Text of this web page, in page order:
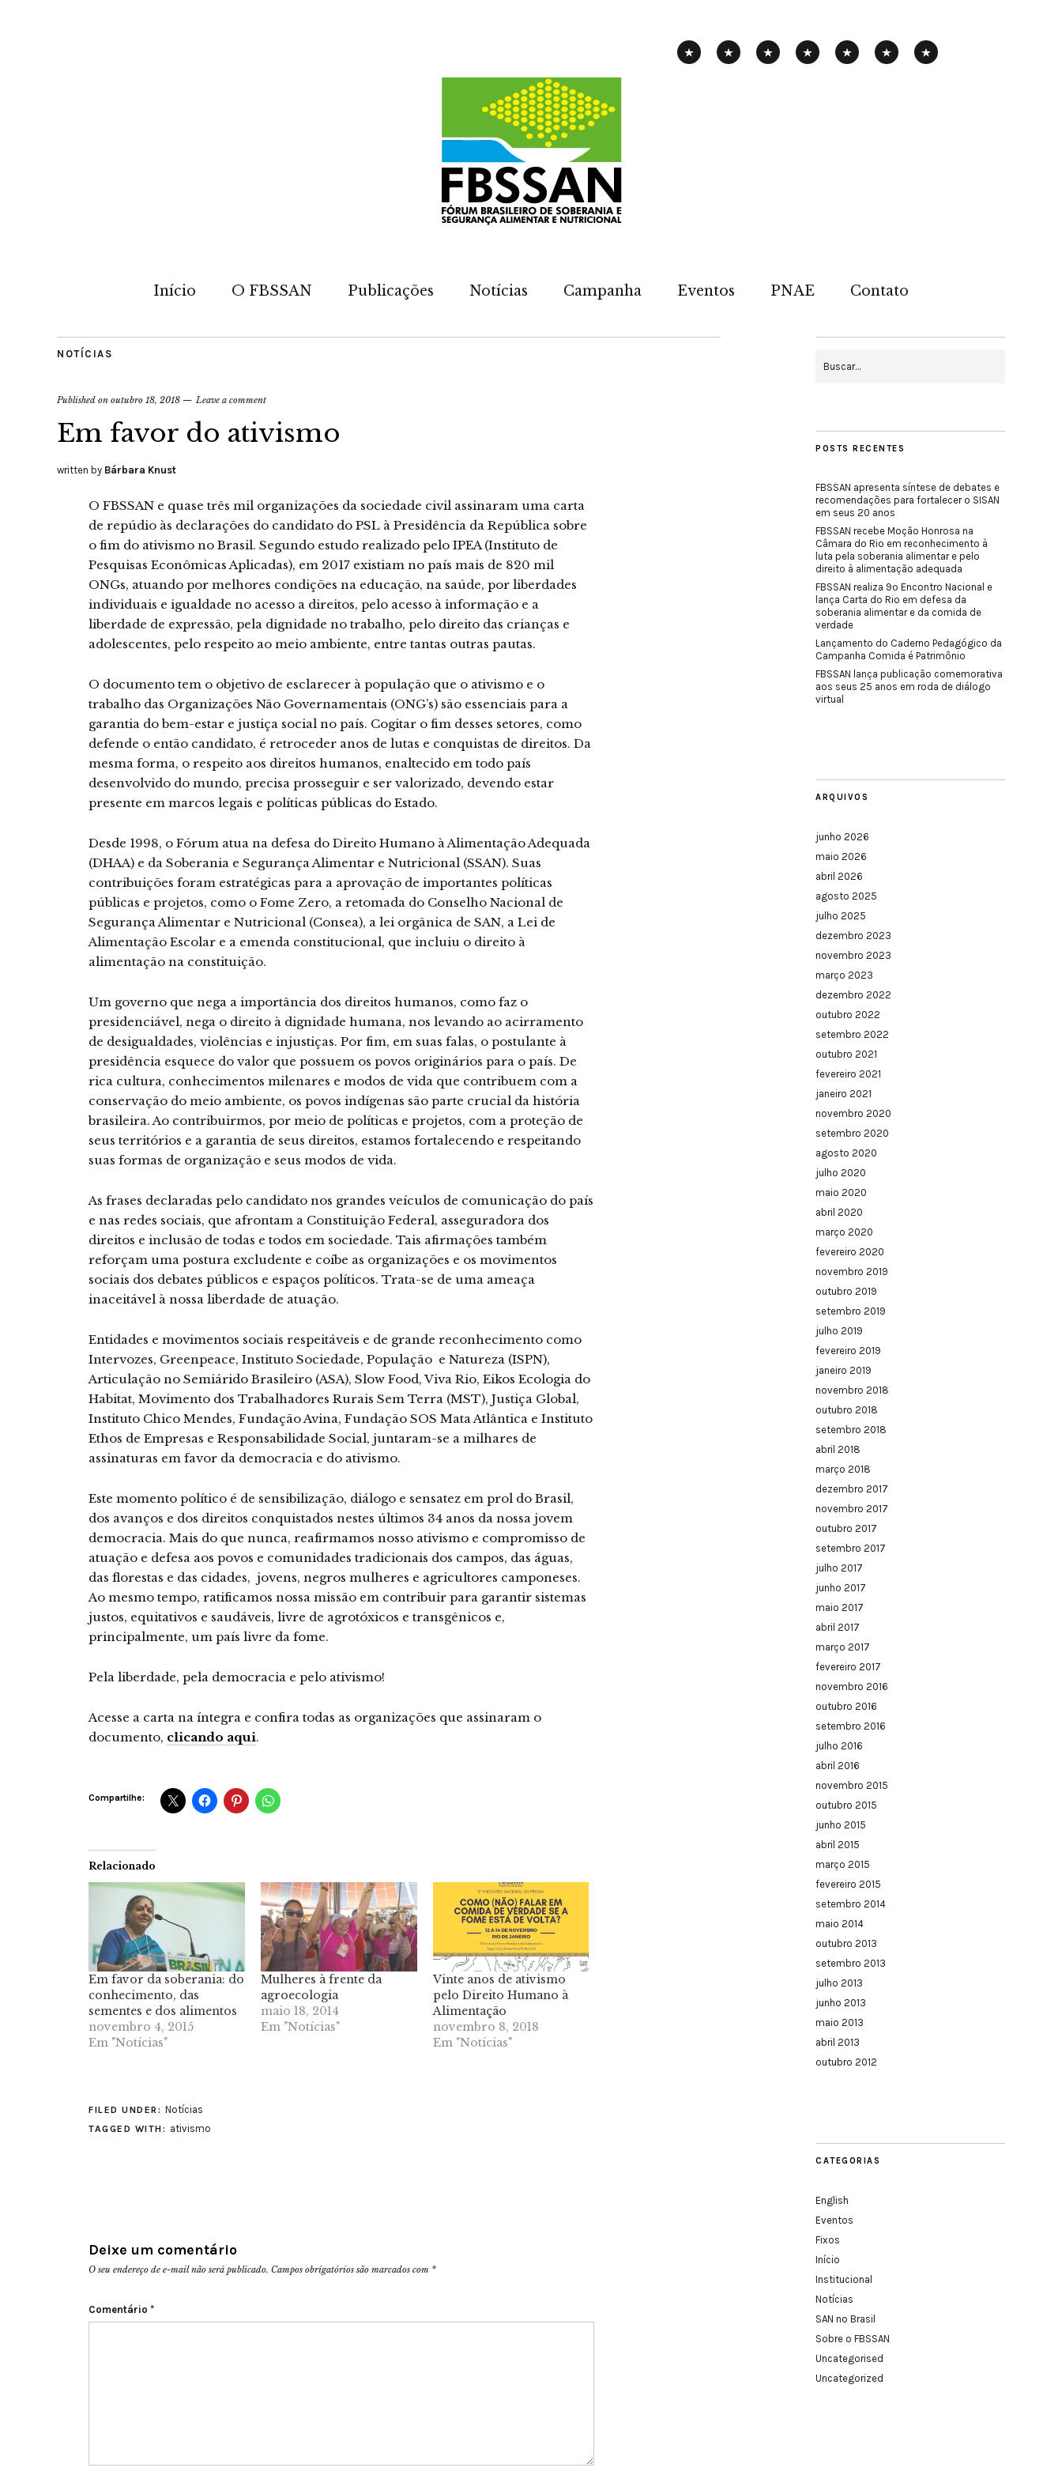
Início O FBSSAN Publicações Notícias Campanha Eventos PNAE Contato
NOTÍCIAS
Published on outubro 18, 2018 Leave a comment
Em favor do ativismo
written by Bárbara Knust
O FBSSAN e quase três mil organizações da sociedade civil assinaram uma carta
de repúdio às declarações do candidato do PSL à Presidência da República sobre
o fim do ativismo no Brasil. Segundo estudo realizado pelo IPEA (Instituto de
Pesquisas Econômicas Aplicadas), em 2017 existiam no país mais de 820 mil
ONGs, atuando por melhores condições na educação, na saúde, por liberdades
individuais e igualdade no acesso a direitos, pelo acesso à informação e a
liberdade de expressão, pela dignidade no trabalho, pelo direito das crianças e
adolescentes, pelo respeito ao meio ambiente, entre tantas outras pautas.
O documento tem o objetivo de esclarecer à população que o ativismo e o
trabalho das Organizações Não Governamentais (ONG’s) são essenciais para a
garantia do bem-estar e justiça social no país. Cogitar o fim desses setores, como
defende o então candidato, é retroceder anos de lutas e conquistas de direitos. Da
mesma forma, o respeito aos direitos humanos, enaltecido em todo país
desenvolvido do mundo, precisa prosseguir e ser valorizado, devendo estar
presente em marcos legais e políticas públicas do Estado.
Desde 1998, o Fórum atua na defesa do Direito Humano à Alimentação Adequada
(DHAA) e da Soberania e Segurança Alimentar e Nutricional (SSAN). Suas
contribuições foram estratégicas para a aprovação de importantes políticas
públicas e projetos, como o Fome Zero, a retomada do Conselho Nacional de
Segurança Alimentar e Nutricional (Consea), a lei orgânica de SAN, a Lei de
Alimentação Escolar e a emenda constitucional, que incluiu o direito à
alimentação na constituição.
Um governo que nega a importância dos direitos humanos, como faz o
presidenciável, nega o direito à dignidade humana, nos levando ao acirramento
de desigualdades, violências e injustiças. Por fim, em suas falas, o postulante à
presidência esquece do valor que possuem os povos originários para o país. De
rica cultura, conhecimentos milenares e modos de vida que contribuem com a
conservação do meio ambiente, os povos indígenas são parte crucial da história
brasileira. Ao contribuirmos, por meio de políticas e projetos, com a proteção de
seus territórios e a garantia de seus direitos, estamos fortalecendo e respeitando
suas formas de organização e seus modos de vida.
As frases declaradas pelo candidato nos grandes veículos de comunicação do país
e nas redes sociais, que afrontam a Constituição Federal, asseguradora dos
direitos e inclusão de todas e todos em sociedade. Tais afirmações também
reforçam uma postura excludente e coíbe as organizações e os movimentos
sociais dos debates públicos e espaços políticos. Trata-se de uma ameaça
inaceitável à nossa liberdade de atuação.
Entidades e movimentos sociais respeitáveis e de grande reconhecimento como
Intervozes, Greenpeace, Instituto Sociedade, População e Natureza (ISPN),
Articulação no Semiárido Brasileiro (ASA), Slow Food, Viva Rio, Eikos Ecologia do
Habitat, Movimento dos Trabalhadores Rurais Sem Terra (MST), Justiça Global,
Instituto Chico Mendes, Fundação Avina, Fundação SOS Mata Atlântica e Instituto
Ethos de Empresas e Responsabilidade Social, juntaram-se a milhares de
assinaturas em favor da democracia e do ativismo.
Este momento político é de sensibilização, diálogo e sensatez em prol do Brasil,
dos avanços e dos direitos conquistados nestes últimos 34 anos da nossa jovem
democracia. Mais do que nunca, reafirmamos nosso ativismo e compromisso de
atuação e defesa aos povos e comunidades tradicionais dos campos, das águas,
das florestas e das cidades, jovens, negros mulheres e agricultores camponeses.
Ao mesmo tempo, ratificamos nossa missão em contribuir para garantir sistemas
justos, equitativos e saudáveis, livre de agrotóxicos e transgênicos e,
principalmente, um país livre da fome.
Pela liberdade, pela democracia e pelo ativismo!
Acesse a carta na íntegra e confira todas as organizações que assinaram o
documento, clicando aqui.
Compartilhe:
Relacionado
Em favor da soberania: do
conhecimento, das
sementes e dos alimentos
novembro 4, 2015
Em "Notícias"
Mulheres à frente da
agroecologia
maio 18, 2014
Em "Notícias"
Vinte anos de ativismo
pelo Direito Humano à
Alimentação
novembro 8, 2018
Em "Notícias"
FILED UNDER: Notícias
TAGGED WITH: ativismo
Deixe um comentário
O seu endereço de e-mail não será publicado. Campos obrigatórios são marcados com *
Comentário *
POSTS RECENTES
FBSSAN apresenta síntese de debates e
recomendações para fortalecer o SISAN
em seus 20 anos
FBSSAN recebe Moção Honrosa na
Câmara do Rio em reconhecimento à
luta pela soberania alimentar e pelo
direito à alimentação adequada
FBSSAN realiza 9º Encontro Nacional e
lança Carta do Rio em defesa da
soberania alimentar e da comida de
verdade
Lançamento do Caderno Pedagógico da
Campanha Comida é Patrimônio
FBSSAN lança publicação comemorativa
aos seus 25 anos em roda de diálogo
virtual
ARQUIVOS
junho 2026
maio 2026
abril 2026
agosto 2025
julho 2025
dezembro 2023
novembro 2023
março 2023
dezembro 2022
outubro 2022
setembro 2022
outubro 2021
fevereiro 2021
janeiro 2021
novembro 2020
setembro 2020
agosto 2020
julho 2020
maio 2020
abril 2020
março 2020
fevereiro 2020
novembro 2019
outubro 2019
setembro 2019
julho 2019
fevereiro 2019
janeiro 2019
novembro 2018
outubro 2018
setembro 2018
abril 2018
março 2018
dezembro 2017
novembro 2017
outubro 2017
setembro 2017
julho 2017
junho 2017
maio 2017
abril 2017
março 2017
fevereiro 2017
novembro 2016
outubro 2016
setembro 2016
julho 2016
abril 2016
novembro 2015
outubro 2015
junho 2015
abril 2015
março 2015
fevereiro 2015
setembro 2014
maio 2014
outubro 2013
setembro 2013
julho 2013
junho 2013
maio 2013
abril 2013
outubro 2012
CATEGORIAS
English
Eventos
Fixos
Início
Institucional
Notícias
SAN no Brasil
Sobre o FBSSAN
Uncategorised
Uncategorized